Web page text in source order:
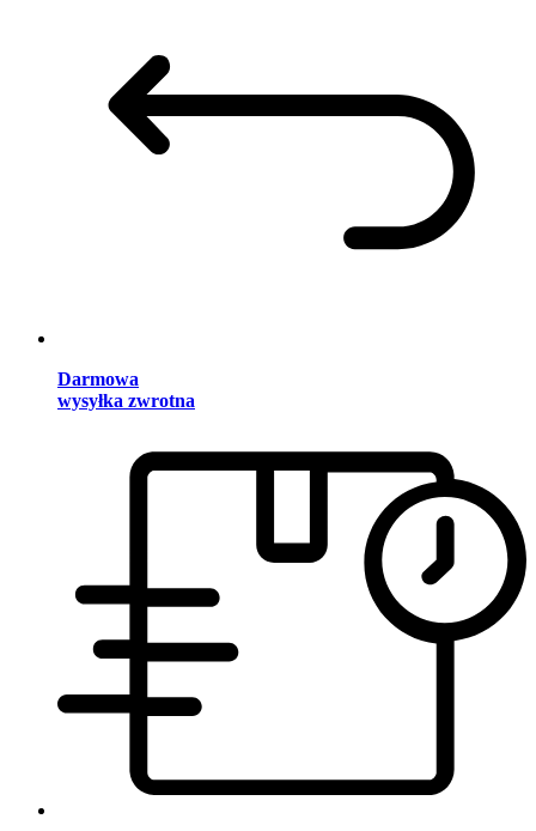
Darmowa
wysyłka zwrotna